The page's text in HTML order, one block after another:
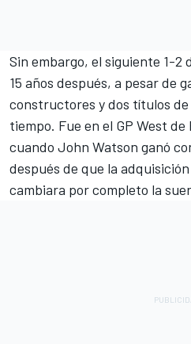
Sin embargo, el siguiente 1-2
15 años después, a pesar de
constructores y dos títulos
tiempo. Fue en el GP West de
cuando John Watson ganó
después de que la adquisición
cambiara por completo la